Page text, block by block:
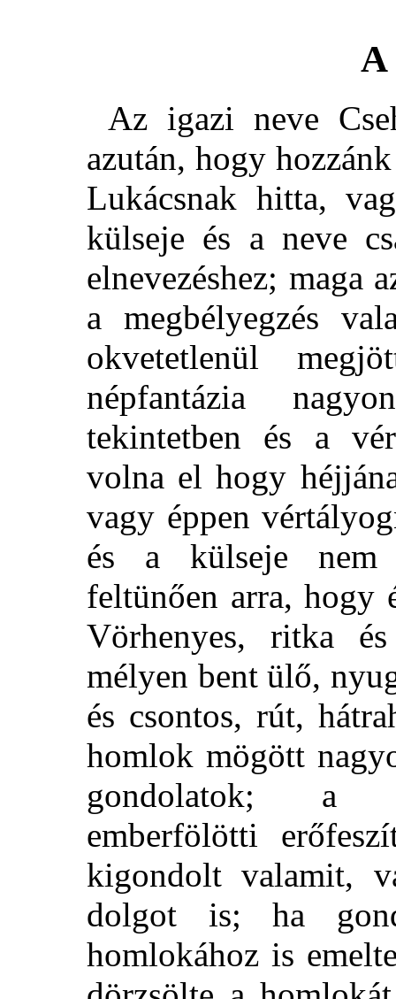
A
Az igazi neve
azután, hogy
Lukácsnak hitta,
külseje és a neve
elnevezéshez; maga
a megbélyegzés
okvetetlenül
népfantázia
tekintetben és a
volna el hogy
vagy éppen
és a külseje nem
feltünően arra, hogy
Vörhenyes, ritka
mélyen bent ülő,
és csontos, rút,
homlok mögött
gondolatok; a
emberfölötti
kigondolt valamit,
dolgot is; ha
homlokához is